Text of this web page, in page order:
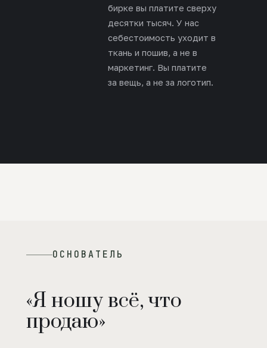
бирке вы платите сверху
десятки тысяч. У нас
себестоимость уходит в
ткань и пошив, а не в
маркетинг. Вы платите
за вещь, а не за логотип.
ОСНОВАТЕЛЬ
«Я ношу всё, что
продаю»